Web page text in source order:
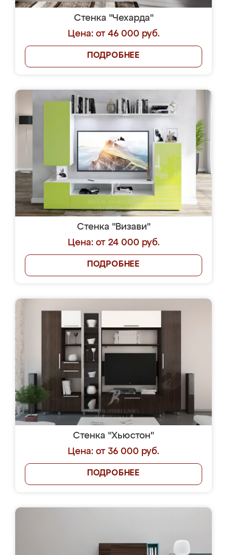
Стенка "Чехарда"
Цена: от 46 000 руб.
ПОДРОБНЕЕ
Стенка "Визави"
Цена: от 24 000 руб.
ПОДРОБНЕЕ
Стенка "Хьюстон"
Цена: от 36 000 руб.
ПОДРОБНЕЕ